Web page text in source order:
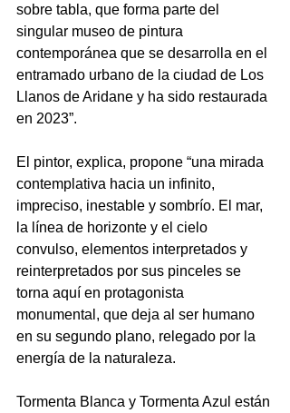
sobre tabla, que forma parte del
singular museo de pintura
contemporánea que se desarrolla en el
entramado urbano de la ciudad de Los
Llanos de Aridane y ha sido restaurada
en 2023”.
El pintor, explica, propone “una mirada
contemplativa hacia un infinito,
impreciso, inestable y sombrío. El mar,
la línea de horizonte y el cielo
convulso, elementos interpretados y
reinterpretados por sus pinceles se
torna aquí en protagonista
monumental, que deja al ser humano
en su segundo plano, relegado por la
energía de la naturaleza.
Tormenta Blanca y Tormenta Azul están